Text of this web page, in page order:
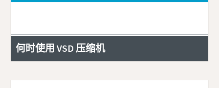
何时使用 VSD 压缩机